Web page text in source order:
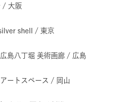
/ 大阪
shell / 東京
島八丁堀 美術画廊 / 広島
ートスペース / 岡山